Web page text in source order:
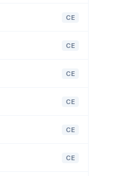
CE
CE
CE
CE
CE
CE